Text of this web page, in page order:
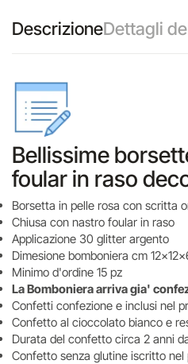
DescrizioneDettagli
Bellissime
foular in raso
Borsetta in pelle rosa con scritta
Chiusa con nastro foular in raso
Applicazione 30 glitter argento
Dimesione bomboniera cm
Minimo d'ordine 15 pz
La Bomboniera arriva gia'
Confetti confezione e inclusi nel
Confetto al cioccolato bianco e
Durata del confetto circa 2 anni
Confetto senza glutine iscritto